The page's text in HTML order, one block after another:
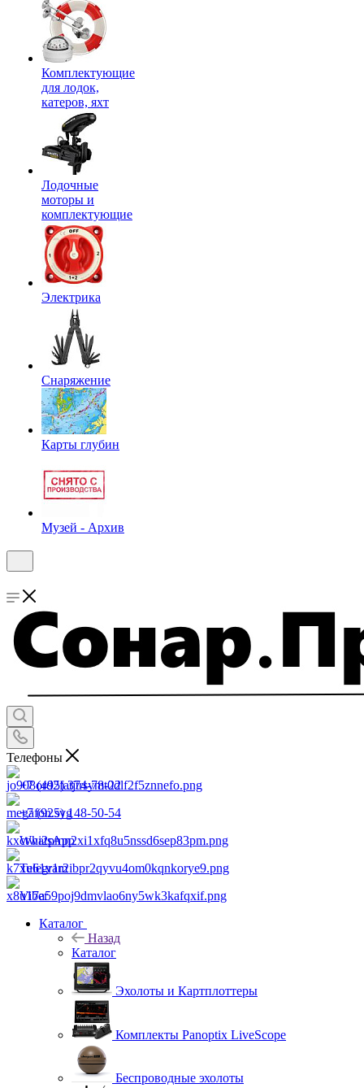
Комплектующие
для лодок,
катеров, яхт
Лодочные
моторы и
комплектующие
Электрика
Снаряжение
Карты глубин
Музей - Архив
Телефоны
+7 (495) 374-78-22
+7 (925) 148-50-54
WhatsApp
Telegram
Viber
Каталог
Назад
Каталог
Эхолоты и Картплоттеры
Комплекты Panoptix LiveScope
Беспроводные эхолоты